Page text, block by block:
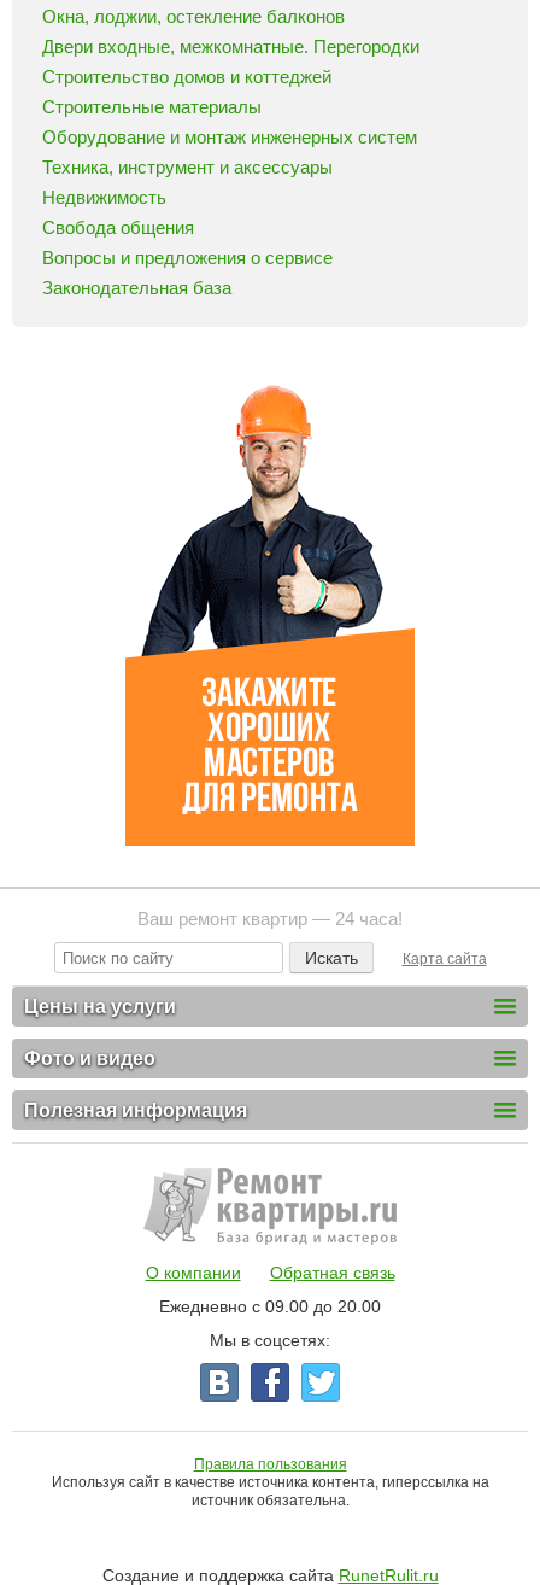
Окна, лоджии, остекление балконов
Двери входные, межкомнатные. Перегородки
Строительство домов и коттеджей
Строительные материалы
Оборудование и монтаж инженерных систем
Техника, инструмент и аксессуары
Недвижимость
Свобода общения
Вопросы и предложения о сервисе
Законодательная база
Ваш ремонт квартир — 24 часа!
Карта сайта
Цены на услуги
Фото и видео
Полезная информация
О компании
Обратная связь
Ежедневно с 09.00 до 20.00
Мы в соцсетях:
Правила пользования
Используя сайт в качестве источника контента, гиперссылка на
источник обязательна.
Создание и поддержка сайта RunetRulit.ru